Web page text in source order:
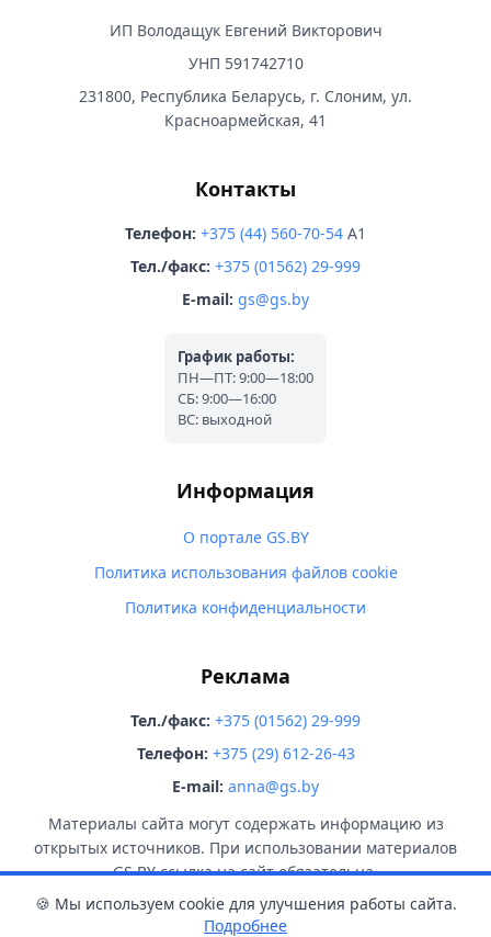
ИП Володащук Евгений Викторович
УНП 591742710
231800, Республика Беларусь, г. Слоним, ул.
Красноармейская, 41
Контакты
Телефон: +375 (44) 560-70-54 A1
Тел./факс: +375 (01562) 29-999
E-mail: gs@gs.by
График работы:
ПН—ПТ: 9:00—18:00
СБ: 9:00—16:00
ВС: выходной
Информация
О портале GS.BY
Политика использования файлов cookie
Политика конфиденциальности
Реклама
Тел./факс: +375 (01562) 29-999
Телефон: +375 (29) 612-26-43
E-mail: anna@gs.by
Материалы сайта могут содержать информацию из
открытых источников. При использовании материалов
GS.BY ссылка на сайт обязательна.
🍪 Мы используем cookie для улучшения работы сайта.
Подробнее